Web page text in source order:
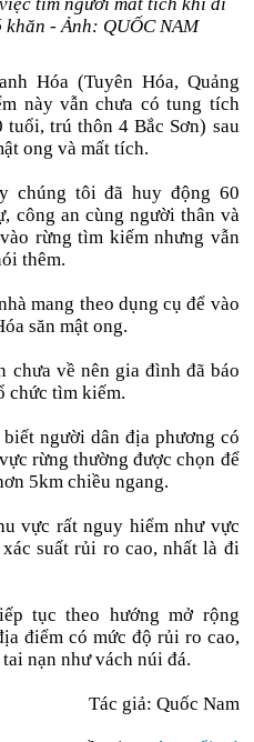
- Ảnh: QUỐC NAM
Hóa (Tuyên Hóa, Quảng
này vẫn chưa có tung tích
trú thôn 4 Bắc Sơn) sau
ong và mất tích.
chúng tôi đã huy động 60
công an cùng người thân và
rừng tìm kiếm nhưng vẫn
thêm.
mang theo dụng cụ để vào
săn mật ong.
chưa về nên gia đình đã báo
chức tìm kiếm.
người dân địa phương có
rừng thường được chọn để
5km chiều ngang.
vực rất nguy hiểm như vực
suất rủi ro cao, nhất là đi
tục theo hướng mở rộng
điểm có mức độ rủi ro cao,
nạn như vách núi đá.
Tác giả: Quốc Nam